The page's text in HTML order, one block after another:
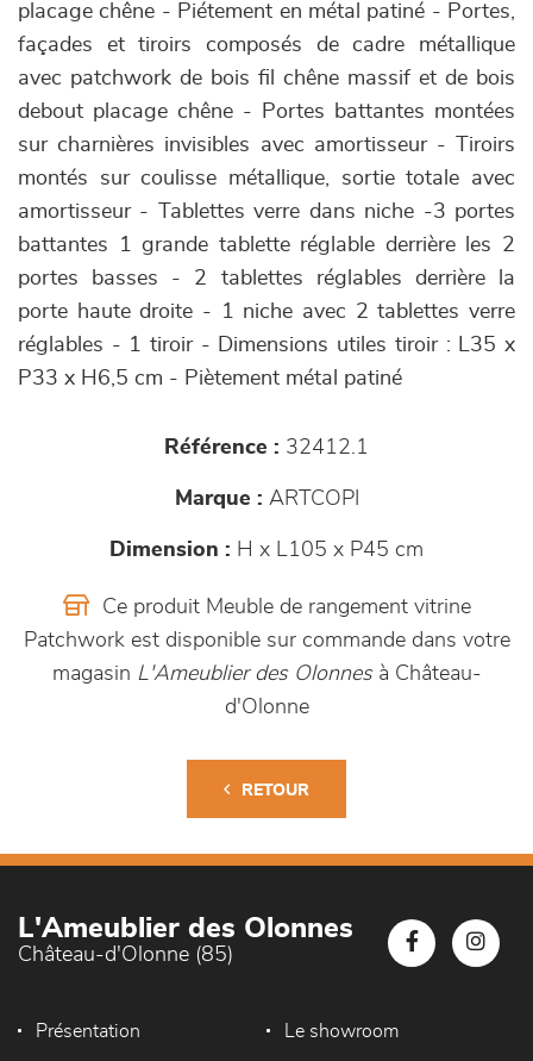
placage chêne - Piétement en métal patiné - Portes,
façades et tiroirs composés de cadre métallique
avec patchwork de bois fil chêne massif et de bois
debout placage chêne - Portes battantes montées
sur charnières invisibles avec amortisseur - Tiroirs
montés sur coulisse métallique, sortie totale avec
amortisseur - Tablettes verre dans niche -3 portes
battantes 1 grande tablette réglable derrière les 2
portes basses - 2 tablettes réglables derrière la
porte haute droite - 1 niche avec 2 tablettes verre
réglables - 1 tiroir - Dimensions utiles tiroir : L35 x
P33 x H6,5 cm - Piètement métal patiné
Référence : 32412.1
Marque : ARTCOPI
Dimension : H x L105 x P45 cm
Ce produit Meuble de rangement vitrine
Patchwork est disponible sur commande dans votre
magasin L'Ameublier des Olonnesà Château-
d'Olonne
RETOUR
L'Ameublier des Olonnes
Château-d'Olonne (85)
Présentation Le showroom